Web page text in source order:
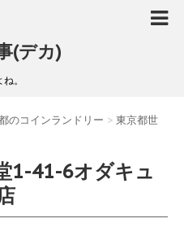
(デカ)
。
のコインランドリー > 東京都世
1-41-6オダキュ